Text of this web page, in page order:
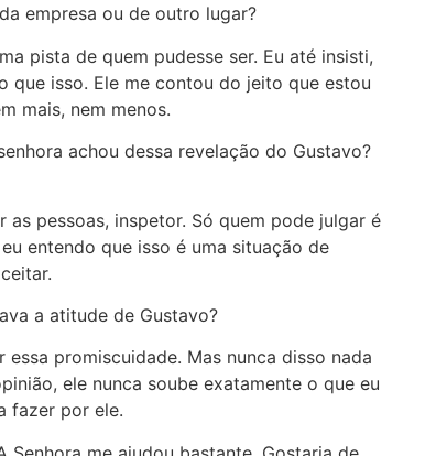
empresa ou de outro lugar?
pista de quem pudesse ser. Eu até insisti,
que isso. Ele me contou do jeito que estou
mais, nem menos.
achou dessa revelação do Gustavo?
as pessoas, inspetor. Só quem pode julgar é
entendo que isso é uma situação de
a atitude de Gustavo?
promiscuidade. Mas nunca disso nada
ele nunca soube exatamente o que eu
fazer por ele.